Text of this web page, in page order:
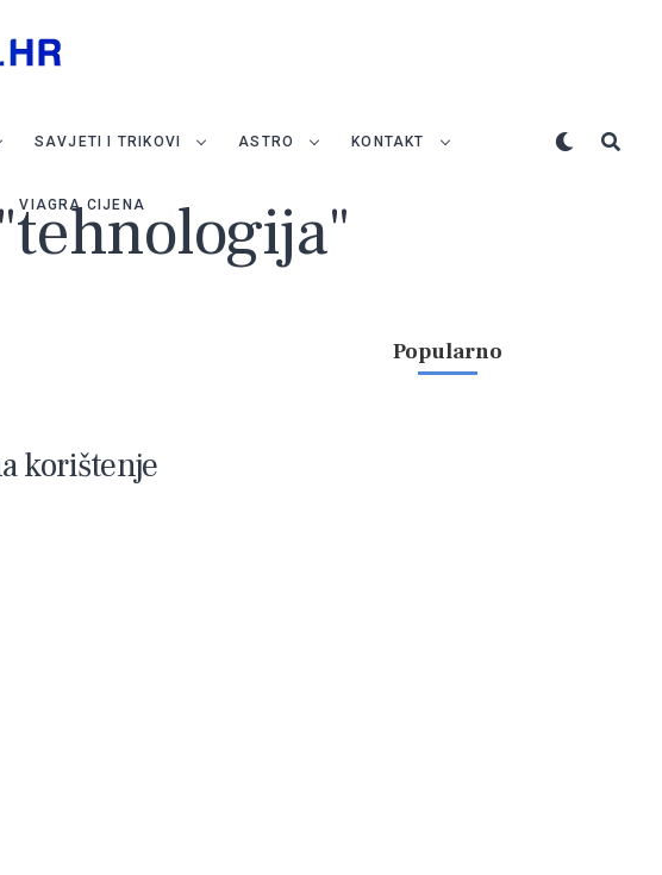
SAVJETI I TRIKOVI ASTRO KONTAKT
VIAGRA CIJENA
korištenje
Popularno